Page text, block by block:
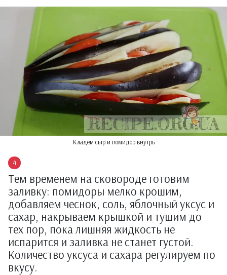
Кладем сыр и помидор внутрь
Тем временем на сковороде готовим
заливку: помидоры мелко крошим,
добавляем чеснок, соль, яблочный уксус и
сахар, накрываем крышкой и тушим до
тех пор, пока лишняя жидкость не
испарится и заливка не станет густой.
Количество уксуса и сахара регулируем по
вкусу.